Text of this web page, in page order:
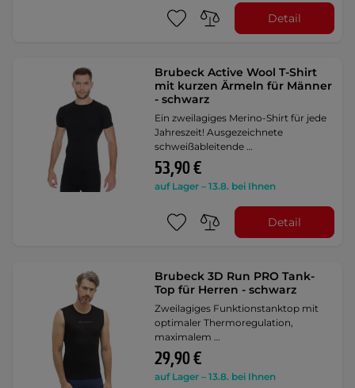
Detail
Brubeck Active Wool T-Shirt
mit kurzen Ärmeln für Männer
- schwarz
Ein zweilagiges Merino-Shirt für jede
Jahreszeit! Ausgezeichnete
schweißableitende …
53,90 €
auf Lager – 13.8. bei Ihnen
Detail
Brubeck 3D Run PRO Tank-
Top für Herren - schwarz
Zweilagiges Funktionstanktop mit
optimaler Thermoregulation,
maximalem …
29,90 €
auf Lager – 13.8. bei Ihnen